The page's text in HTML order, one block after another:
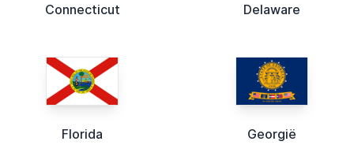
Connecticut Delaware
Florida Georgië